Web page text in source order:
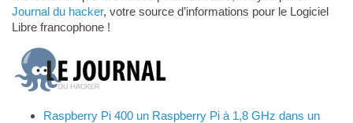
Journal du hacker, votre source d’informations pour le Logiciel
Libre francophone !
Raspberry Pi 400 un Raspberry Pi à 1,8 GHz dans un